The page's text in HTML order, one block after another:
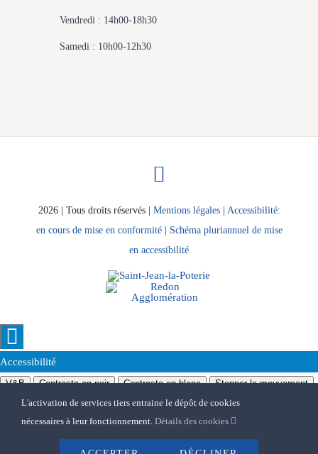
Vendredi : 14h00-18h30
Samedi : 10h00-12h30
2026 | Tous droits réservés | Mentions légales| Accessibilité:
en cours de mise en conformité
Schéma pluriannuel de mise
en accessibilité
Accessibilité
V&B Contraste en noir Contraste en blanc
Stopper le mouvement
Police lisible
Souligner les liens
A A
annuler l'accessibilité
L'activation de services tiers entraine le dépôt de cookies
nécessaires à leur fonctionnement. Détails des cookies